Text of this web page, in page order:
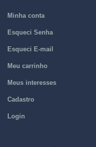
Minha conta
Esqueci Senha
Esqueci E-mail
Meu carrinho
Meus interesses
Cadastro
Login